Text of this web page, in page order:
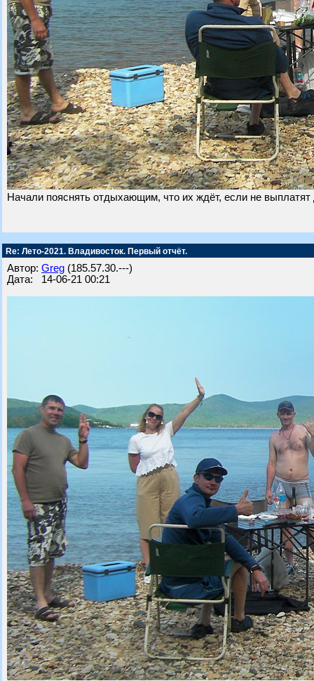
Начали пояснять отдыхающим, что их ждёт, если не выплатят
Re: Лето-2021. Владивосток. Первый отчёт.
Автор: Greg (185.57.30.---)
Дата: 14-06-21 00:21